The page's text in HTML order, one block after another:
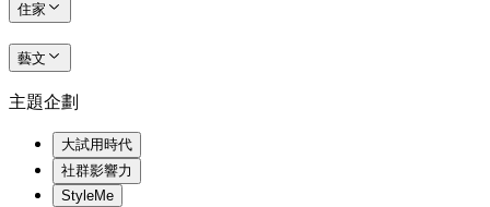
住家
藝文
主題企劃
大試用時代
社群影響力
StyleMe